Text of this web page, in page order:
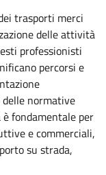
trasporti merci
delle attività
professionisti
percorsi e
normative
fondamentale per
e commerciali,
su strada,